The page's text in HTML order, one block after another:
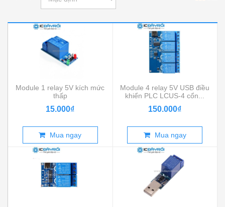
Module 1 relay 5V kích mức
thấp
15.000₫
Mua ngay
Module 4 relay 5V USB điều
khiển PLC LCUS-4 cổn...
150.000₫
Mua ngay